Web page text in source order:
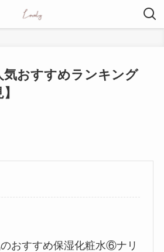
気おすすめランキング
おすすめ保湿化粧水⑥ナリ